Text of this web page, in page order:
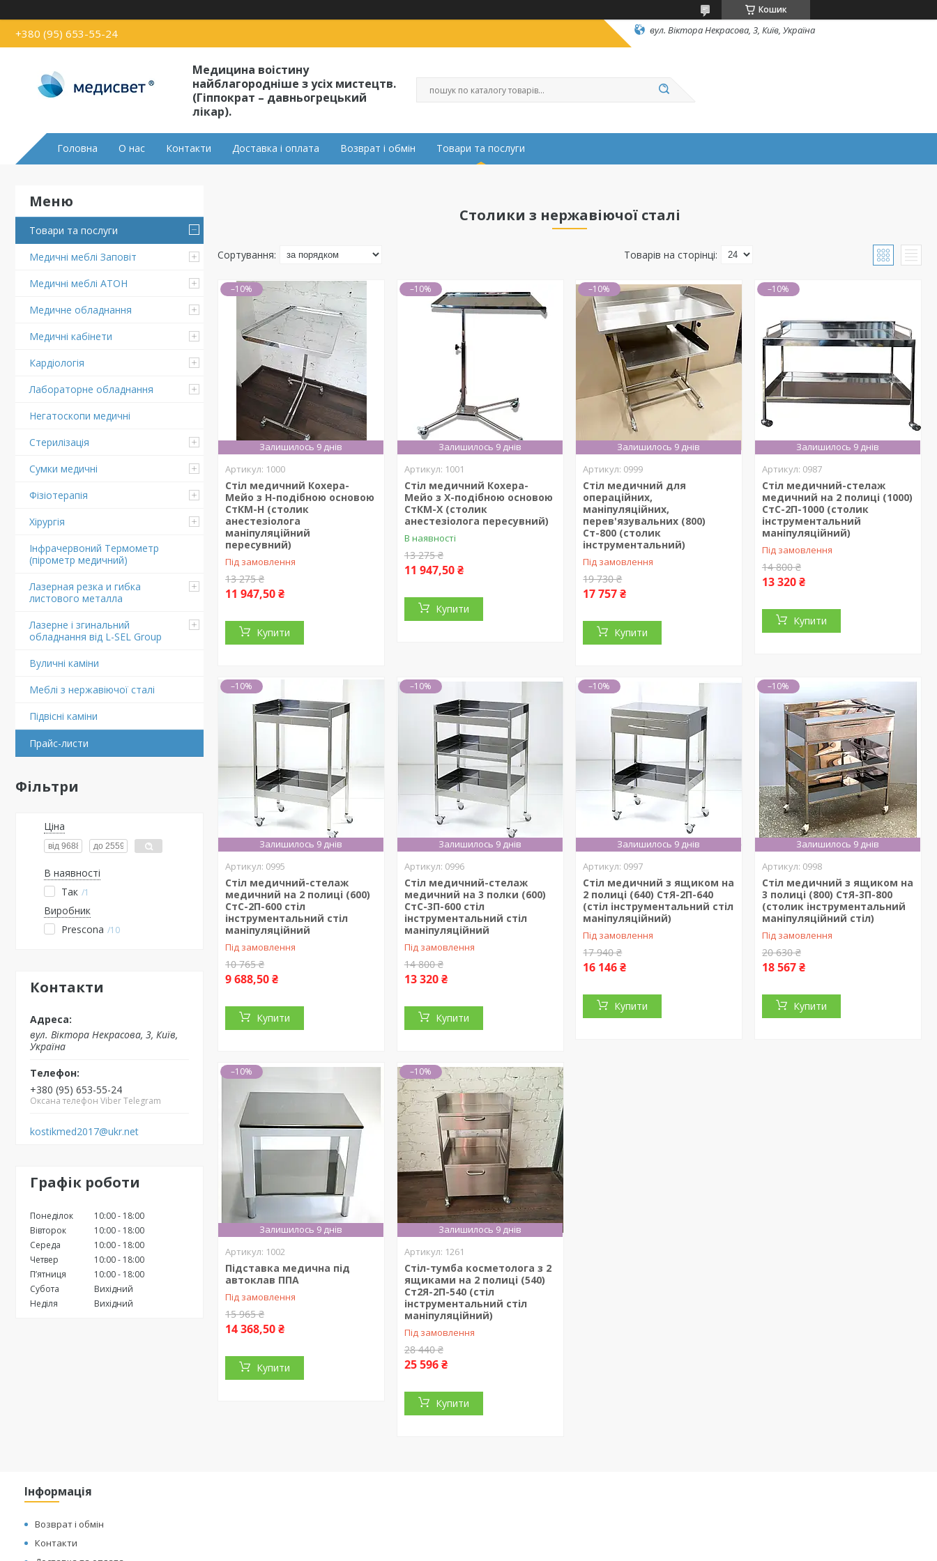
Кошик
+380 (95) 653-55-24 вул. Вiктора Некрасова, 3, Київ, Україна
Медицина воістину
найблагородніше з усіх мистецтв.
(Гіппократ – давньогрецький
лікар).
Головна О нас Контакти Доставка і оплата Возврат і обмін Товари та послуги
Товари та послуги
Медичні меблі Заповіт
Медичні меблі АТОН
Медичне обладнання
Медичні кабінети
Кардіологія
Лабораторне обладнання
Негатоскопи медичні
Стерилізація
Сумки медичні
Фізіотерапія
Хірургія
Інфрачервоний Термометр
(пірометр медичний)
Лазерная резка и гибка
листового металла
Лазерне і згинальний
обладнання від L-SEL Group
Вуличні каміни
Меблі з нержавіючої сталі
Підвіснi каміни
Прайс-листи
Фільтри
Ціна
В наявності
Так 1
Виробник
Prescona
10
Контакти
вул. Вiктора Некрасова, 3, Київ,
Україна
+380 (95) 653-55-24
Оксана телефон Viber Telegram
kostikmed2017@ukr.net
Графік роботи
Понеділок 10:00
18:00
Вівторок
10:00
18:00
Середа
10:00
18:00
Четвер
10:00
18:00
Пʼятниця
10:00
18:00
Субота
Вихідний
Неділя
Вихідний
Столики з нержавіючої сталі
–10%
Залишилось 9 днів
1000
Стіл медичний Кохера-
Мейо з H-подібною основою
СтКМ-Н (столик
анестезіолога
маніпуляційний
пересувний)
Під замовлення
13 275 ₴
11 947,50 ₴
Купити
–10%
Залишилось 9 днів
1001
Стіл медичний Кохера-
Мейо з Х-подібною основою
СтКМ-Х (столик
анестезіолога пересувний)
В наявності
13 275 ₴
11 947,50 ₴
Купити
–10%
Залишилось 9 днів
0999
Стіл медичний для
операційних,
маніпуляційних,
перев'язувальних (800)
Ст-800 (столик
інструментальний)
Під замовлення
19 730 ₴
17 757 ₴
Купити
–10%
Залишилось 9 днів
0987
Стіл медичний-стелаж
медичний на 2 полиці (1000)
СтС-2П-1000 (столик
інструментальний
маніпуляційний)
Під замовлення
14 800 ₴
13 320 ₴
Купити
–10%
Залишилось 9 днів
0995
Стіл медичний-стелаж
медичний на 2 полиці (600)
СтС-2П-600 стіл
інструментальний стіл
маніпуляційний
Під замовлення
10 765 ₴
9 688,50 ₴
Купити
–10%
Залишилось 9 днів
0996
Стіл медичний-стелаж
медичний на 3 полки (600)
СтС-3П-600 стіл
інструментальний стіл
маніпуляційний
Під замовлення
14 800 ₴
13 320 ₴
Купити
–10%
Залишилось 9 днів
0997
Стіл медичний з ящиком на
2 полиці (640) СтЯ-2П-640
(стіл інструментальний стіл
маніпуляційний)
Під замовлення
17 940 ₴
16 146 ₴
Купити
–10%
Залишилось 9 днів
0998
Стіл медичний з ящиком на
3 полиці (800) СтЯ-3П-800
(столик інструментальний
маніпуляційний стіл)
Під замовлення
20 630 ₴
18 567 ₴
Купити
–10%
Залишилось 9 днів
1002
Підставка медична під
автоклав ППА
Під замовлення
15 965 ₴
14 368,50 ₴
Купити
–10%
Залишилось 9 днів
1261
Стіл-тумба косметолога з 2
ящиками на 2 полиці (540)
Ст2Я-2П-540 (стіл
інструментальний стіл
маніпуляційний)
Під замовлення
28 440 ₴
25 596 ₴
Купити
Інформація
Возврат і обмін
Контакти